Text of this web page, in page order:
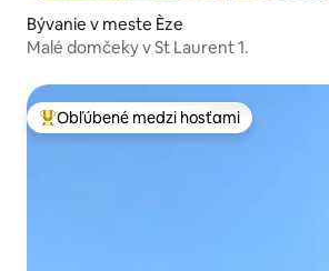
Bývanie v meste Èze
Malé domčeky v St Laurent 1.
Najobľúbenejšie medzi hosťami
Obľúbené medzi hosťami